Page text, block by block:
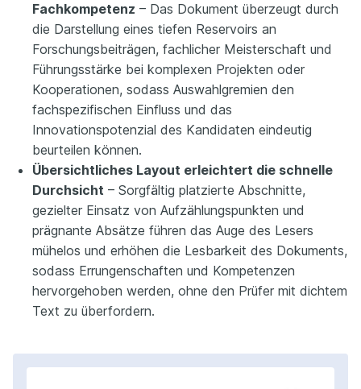
Fachkompetenz – Das Dokument überzeugt durch
die Darstellung eines tiefen Reservoirs an
Forschungsbeiträgen, fachlicher Meisterschaft und
Führungsstärke bei komplexen Projekten oder
Kooperationen, sodass Auswahlgremien den
fachspezifischen Einfluss und das
Innovationspotenzial des Kandidaten eindeutig
beurteilen können.
Übersichtliches Layout erleichtert die schnelle
Durchsicht – Sorgfältig platzierte Abschnitte,
gezielter Einsatz von Aufzählungspunkten und
prägnante Absätze führen das Auge des Lesers
mühelos und erhöhen die Lesbarkeit des Dokuments,
sodass Errungenschaften und Kompetenzen
hervorgehoben werden, ohne den Prüfer mit dichtem
Text zu überfordern.